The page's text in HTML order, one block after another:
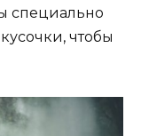
специально
чтобы